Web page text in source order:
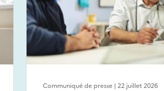
Communiqué de presse | 22 juillet 2026